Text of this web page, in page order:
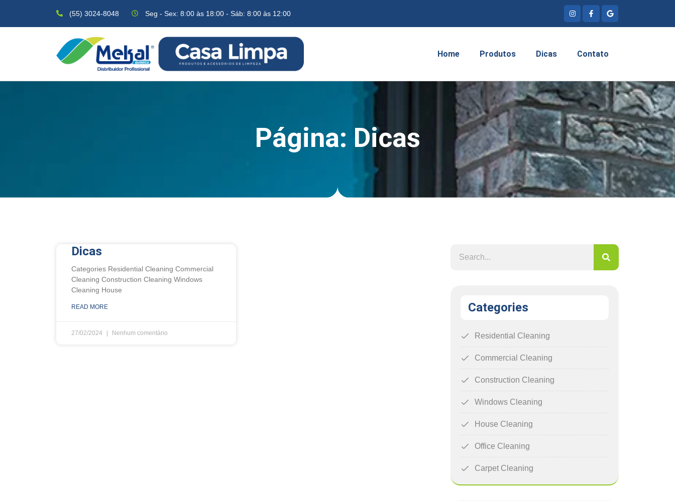
(55) 3024-8048 Seg - Sex: 8:00 às 18:00 - Sáb: 8:00 às 12:00
Home Produtos Dicas Contato
Página: Dicas
Dicas
Categories Residential Cleaning Commercial
Cleaning Construction Cleaning Windows
Cleaning House
READ MORE
27/02/2024 Nenhum comentário
Categories
Residential Cleaning
Commercial Cleaning
Construction Cleaning
Windows Cleaning
House Cleaning
Office Cleaning
Carpet Cleaning